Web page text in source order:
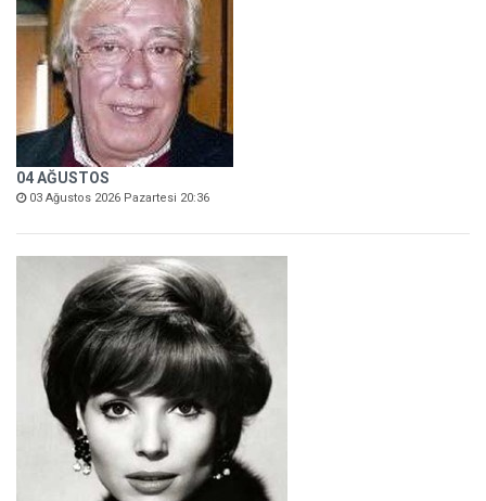
04 AĞUSTOS
03 Ağustos 2026 Pazartesi 20:36